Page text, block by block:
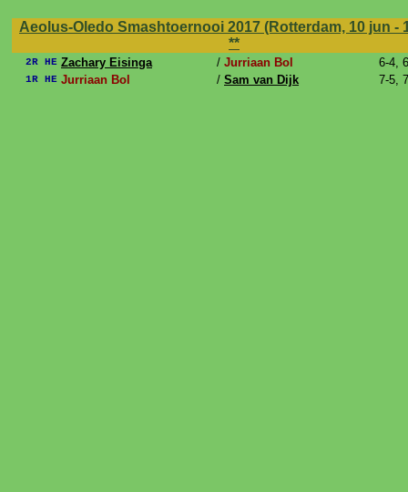
Aeolus-Oledo Smashtoernooi 2017 (Rotterdam, 10 jun -
**
2R HE Zachary Eisinga / Jurriaan Bol 6-4,
1R HE Jurriaan Bol / Sam van Dijk 7-5,